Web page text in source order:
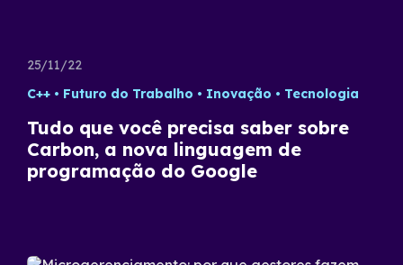
25/11/22
C++
Futuro do Trabalho Inovação Tecnologia
Tudo que você precisa saber sobre
Carbon, a nova linguagem de
programação do Google